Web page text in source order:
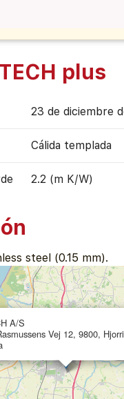
plus
23 de diciembre
Cálida templada
2.2 (m K/W)
steel (0.15 mm).
A/S
Vej 12, 9800,